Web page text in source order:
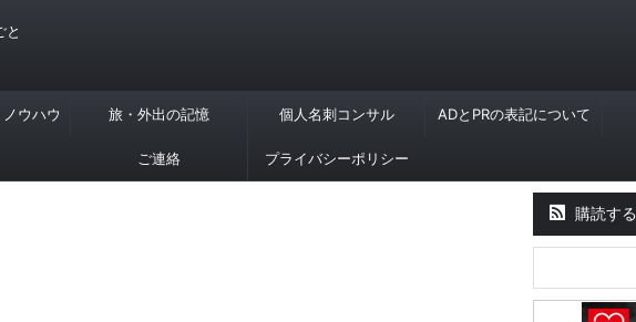
と
ウハウ 旅・外出の記憶 個人名刺コンサル ADとPRの表記について
ご連絡 プライバシーポリシー
購読する